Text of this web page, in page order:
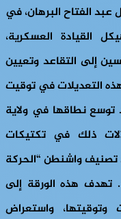
عبد الفتاح البرهان، في
في هيكل القيادة العسكرية،
إلى التقاعد وتعيين
التعديلات في توقيت
توسع نطاقها في ولاية
ذلك في تكتيكات
تصنيف واشنطن “الحركة
تهدف هذه الورقة إلى
وتوقيتها، واستعراض